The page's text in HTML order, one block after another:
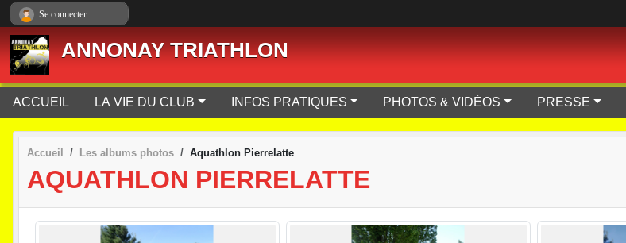
ANNONAY TRIATHLON
ACCUEIL LA VIE DU CLUB INFOS PRATIQUES PHOTOS & VIDÉOS PRESSE
Accueil Les albums photos Aquathlon Pierrelatte
AQUATHLON PIERRELATTE
Se connecter
Panneau de gestion des cookies